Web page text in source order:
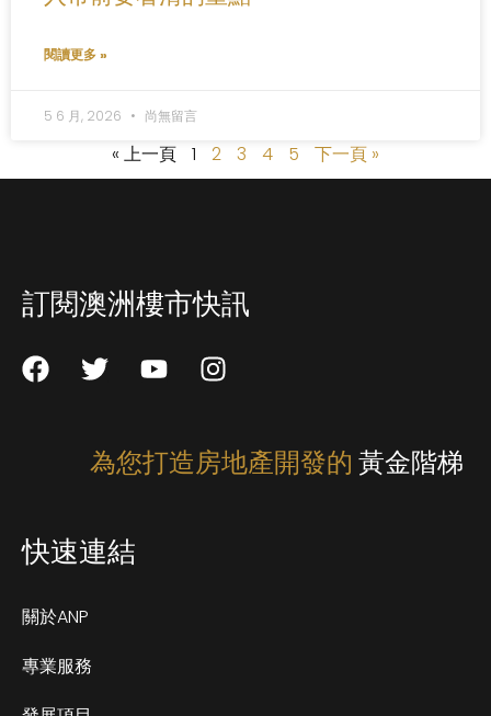
閱讀更多 »
5 6 月, 2026 尚無留言
« 上一頁 1 2 3 4 5 下一頁 »
訂閱澳洲樓市快訊
為您打造房地產開發的 黃金階梯
快速連結
關於ANP
專業服務